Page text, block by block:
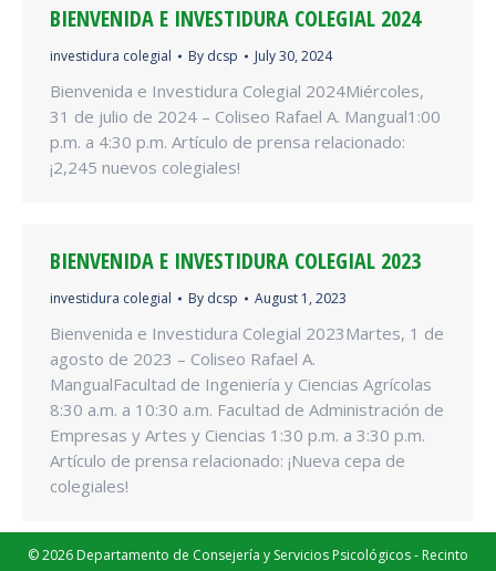
BIENVENIDA E INVESTIDURA COLEGIAL 2024
investidura colegial By dcsp July 30, 2024
Bienvenida e Investidura Colegial 2024Miércoles,
31 de julio de 2024 – Coliseo Rafael A. Mangual1:00
p.m. a 4:30 p.m. Artículo de prensa relacionado:
¡2,245 nuevos colegiales!
BIENVENIDA E INVESTIDURA COLEGIAL 2023
investidura colegial By dcsp August 1, 2023
Bienvenida e Investidura Colegial 2023Martes, 1 de
agosto de 2023 – Coliseo Rafael A.
MangualFacultad de Ingeniería y Ciencias Agrícolas
8:30 a.m. a 10:30 a.m. Facultad de Administración de
Empresas y Artes y Ciencias 1:30 p.m. a 3:30 p.m.
Artículo de prensa relacionado: ¡Nueva cepa de
colegiales!
© 2026 Departamento de Consejería y Servicios Psicológicos- Recinto